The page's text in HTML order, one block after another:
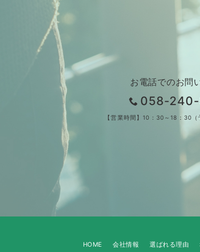
お電話でのお問
058-
【営業時間】10：30～18：30（
HOME 会社情報 選ばれる理由